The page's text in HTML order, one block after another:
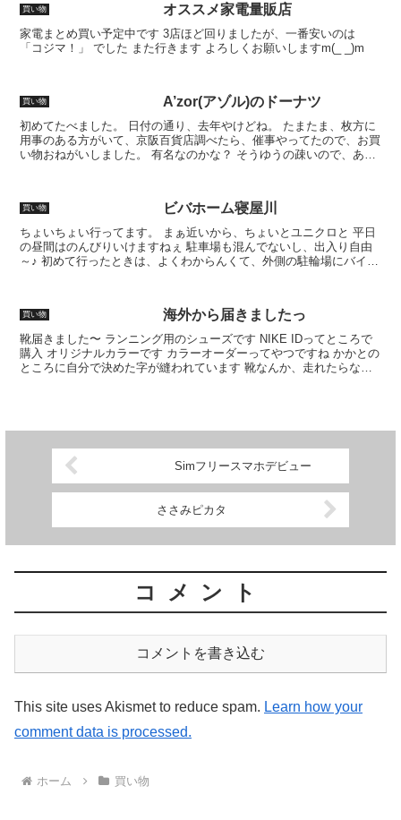
買い物 オススメ家電量販店
家電まとめ買い予定中です 3店ほど回りましたが、一番安いのは
「コジマ！」 でした また行きます よろしくお願いしますm(_ _)m
買い物 A’zor(アゾル)のドーナツ
初めてたべました。 日付の通り、去年やけどね。 たまたま、枚方に
用事のある方がいて、京阪百貨店調べたら、催事やってたので、お買
い物おねがいしました。 有名なのかな？ そうゆうの疎いので、あま
買い物 ビバホーム寝屋川
ちょいちょい行ってます。 まぁ近いから、ちょいとユニクロと 平日
の昼間はのんびりいけますねぇ 駐車場も混んでないし、出入り自由
～♪ 初めて行ったときは、よくわからんくて、外側の駐輪場にバイク
買い物 海外から届きましたっ
靴届きました〜 ランニング用のシューズです NIKE IDってところで
購入 オリジナルカラーです カラーオーダーってやつですね かかとの
ところに自分で決めた字が縫われています 靴なんか、走れたらなん
Simフリースマホデビュー
ささみピカタ
コメント
コメントを書き込む
This site uses Akismet to reduce spam. Learn how your
comment data is processed.
ホーム 買い物